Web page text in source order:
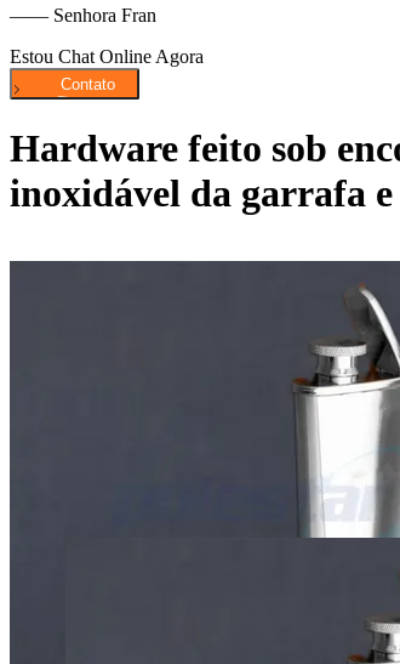
—— Senhora Fran
Estou Chat Online Agora
Hardware feito sob
inoxidável da garrafa